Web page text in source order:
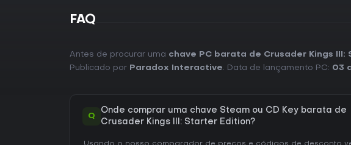
FAQ
Antes de procurar uma chave PC barata de Crusader Kings III:
Publicado por Paradox Interactive. Data de lançamento PC: 03
Q
Onde comprar uma chave Steam ou CD Key barata de
Crusader Kings III: Starter Edition?